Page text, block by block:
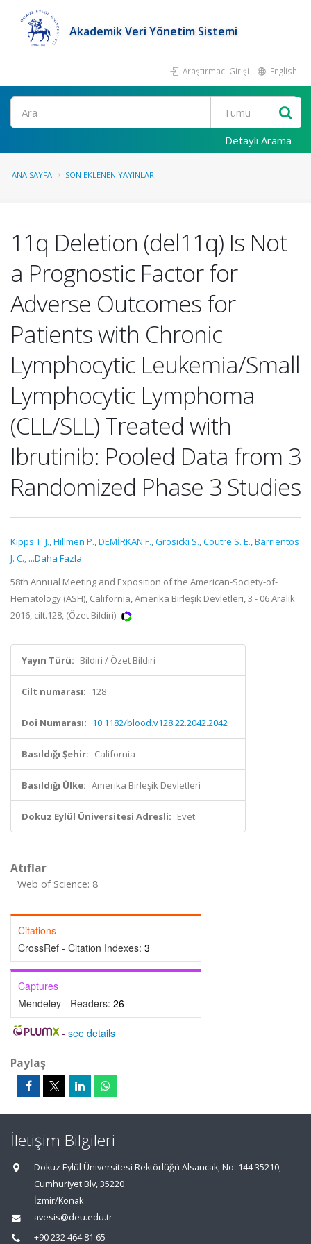
Akademik Veri Yönetim Sistemi
Araştırmacı Girişi English
Ara
Detaylı Arama
ANA SAYFA SON EKLENEN YAYINLAR
11q Deletion (del11q) Is Not
a Prognostic Factor for
Adverse Outcomes for
Patients with Chronic
Lymphocytic Leukemia/Small
Lymphocytic Lymphoma
(CLL/SLL) Treated with
Ibrutinib: Pooled Data from 3
Randomized Phase 3 Studies
Kipps T. J.,Hillmen P.,DEMİRKAN F.,Grosicki S.,Coutre S. E.,Barrientos
J. C., ...Daha Fazla
58th Annual Meeting and Exposition of the American-Society-of-
Hematology (ASH), California, Amerika Birleşik Devletleri, 3 - 06 Aralık
2016, cilt.128, (Özet Bildiri)
Yayın Türü: Bildiri / Özet Bildiri
Cilt numarası: 128
Doi Numarası: 10.1182/blood.v128.22.2042.2042
Basıldığı Şehir: California
Basıldığı Ülke: Amerika Birleşik Devletleri
Dokuz Eylül Üniversitesi Adresli: Evet
Atıflar
Web of Science: 8
Citations
CrossRef - Citation Indexes: 3
Captures
Mendeley - Readers: 26
- see details
Paylaş
İletişim Bilgileri
Dokuz Eylül Üniversitesi Rektörlüğü Alsancak, No: 144 35210,
Cumhuriyet Blv, 35220
İzmir/Konak
avesis@deu.edu.tr
+90 232 464 81 65